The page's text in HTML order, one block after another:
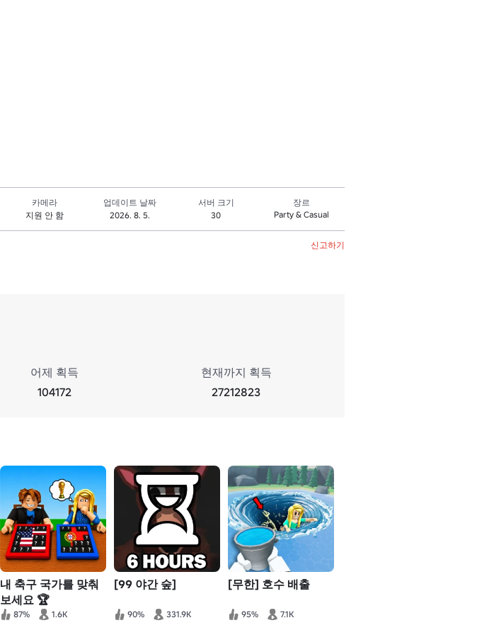
카메라
지원 안 함
업데이트 날짜
2026. 8. 5.
서버 크기
30
장르
Party & Casual
신고하기
어제 획득
104172
현재까지 획득
27212823
내 축구 국가를 맞춰
보세요 🏆
87% 1.6K
[99 야간 숲]
90% 331.9K
[무한] 호수 배출
95% 7.1K